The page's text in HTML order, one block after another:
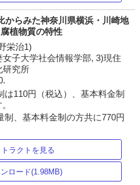
からみた神奈川県横浜・川崎地
植物質の特性
栄治1)
子大学社会情報学部, 3)現住
研究所
110円（税込）、基本料金制
制、基本料金制の方共に770円
ラクトを見る
ロード(1.98MB)